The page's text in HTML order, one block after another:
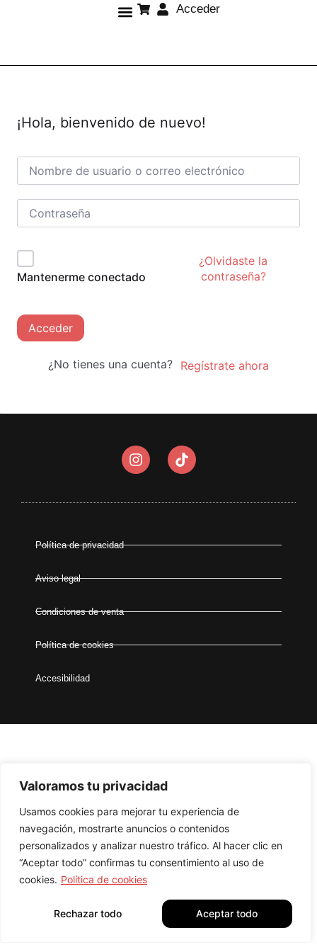
Valoramos tu privacidad
Usamos cookies para mejorar tu experiencia de
navegación, mostrarte anuncios o contenidos
personalizados y analizar nuestro tráfico. Al hacer clic en
“Aceptar todo” confirmas tu consentimiento al uso de
cookies. Política de cookies
Rechazar todo Aceptar todo
Acceder
¡Hola, bienvenido de nuevo!
Mantenerme conectado
¿Olvidaste la
contraseña?
Acceder
¿No tienes una cuenta? Regístrate ahora
Política de privacidad
Aviso legal
Condiciones de venta
Política de cookies
Accesibilidad
Financiado por la Unión Europea – NextGenerationEU
Todos los derechos reservados –
Juan Pardo